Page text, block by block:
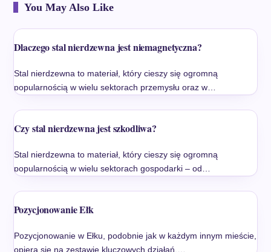
You May Also Like
Dlaczego stal nierdzewna jest niemagnetyczna?
Stal nierdzewna to materiał, który cieszy się ogromną
popularnością w wielu sektorach przemysłu oraz w…
Czy stal nierdzewna jest szkodliwa?
Stal nierdzewna to materiał, który cieszy się ogromną
popularnością w wielu sektorach gospodarki – od…
Pozycjonowanie Ełk
Pozycjonowanie w Ełku, podobnie jak w każdym innym mieście,
opiera się na zestawie kluczowych działań,…